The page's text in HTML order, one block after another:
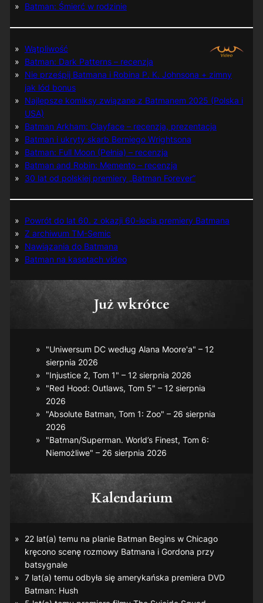
Batman: Śmierć w rodzinie
Wątpliwość
Batman: Dark Patterns – recenzja
Nie prześpij Batmana i Robina P. K. Johnsona + zimny
jak lód bonus
Najlepsze komiksy związane z Batmanem 2025 (Polska i
USA)
Batman Arkham: Clayface – recenzja, prezentacja
Batman i ukryty skarb Berniego Wrightsona
Batman: Full Moon (Pełnia) – recenzja
Batman and Robin: Memento – recenzja
30 lat od polskiej premiery „Batman Forever”
Powrót do lat 60. z okazji 60-lecia premiery Batmana
Z archiwum TM-Semic
Nawiązania do Batmana
Batman na kasetach video
Już wkrótce
"Uniwersum DC według Alana Moore'a" – 12
sierpnia 2026
"Injustice 2, Tom 1" – 12 sierpnia 2026
"Red Hood: Outlaws, Tom 5" – 12 sierpnia
2026
"Absolute Batman, Tom 1: Zoo" – 26 sierpnia
2026
"Batman/Superman. World’s Finest, Tom 6:
Niemożliwe" – 26 sierpnia 2026
Kalendarium
22 lat(a) temu na planie Batman Beginsw Chicago
kręcono scenę rozmowy Batmana i Gordona przy
batsygnale
7 lat(a) temu odbyła się amerykańska premiera DVD
Batman: Hush